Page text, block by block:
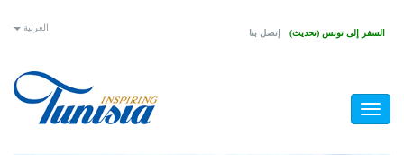
تجاوز
العربية السفر إلى تونس (تحديث) إتصل بنا
Toggle
navigation